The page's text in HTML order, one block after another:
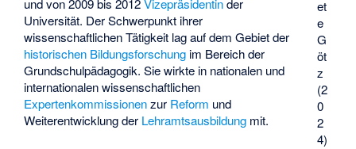
et
e
G
öt
z
(2
0
2
4)
und von 2009 bis 2012Vizepräsidentinder
Universität. Der Schwerpunkt ihrer
wissenschaftlichen Tätigkeit lag auf dem Gebiet der
historischen Bildungsforschung im Bereich der
Grundschulpädagogik. Sie wirkte in nationalen und
internationalen wissenschaftlichen
Expertenkommissionenzur Reform und
Weiterentwicklung der Lehramtsausbildung mit.